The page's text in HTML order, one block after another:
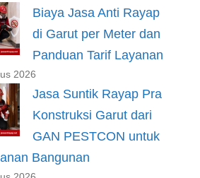
Biaya Jasa Anti Rayap
di Garut per Meter dan
Panduan Tarif Layanan
2026
Jasa Suntik Rayap Pra
Konstruksi Garut dari
GAN PESTCON untuk
Bangunan